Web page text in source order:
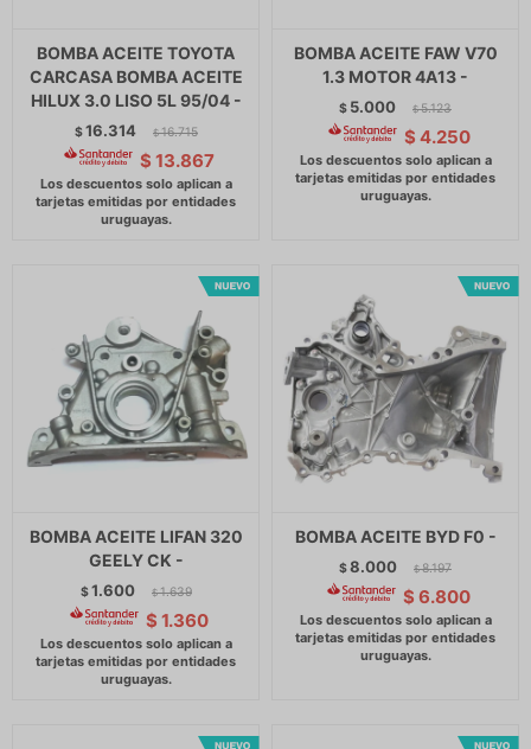
BOMBA ACEITE TOYOTA
CARCASA BOMBA ACEITE
HILUX 3.0 LISO 5L 95/04 -
$16.314 $ 16.715
$ 13.867
BOMBA ACEITE FAW V70
1.3 MOTOR 4A13 -
$ 5.000 $ 5.123
$ 4.250
BOMBA ACEITE LIFAN 320
GEELY CK -
$1.600 $ 1.639
$ 1.360
BOMBA ACEITE BYD F0 -
$8.000 $ 8.197
$ 6.800